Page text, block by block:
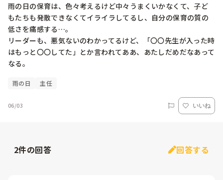
雨の日の保育は、色々考えるけど中々うまくいかなくて、子ど
もたちも発散できなくてイライラしてるし、自分の保育の質の
低さを痛感する…。
リーダーも、悪気ないのわかってるけど、「〇〇先生が入った時
はもっと〇〇してた」とか言われてああ、あたしだめだなあって
雨の日 主任
06/03 いいね
2件の回答 回答する